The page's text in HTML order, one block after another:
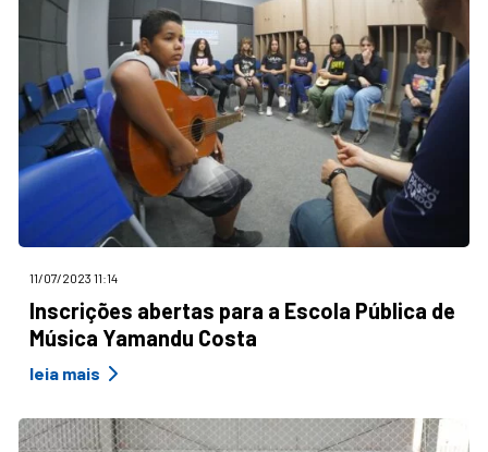
11/07/2023 11:14
Inscrições abertas para a Escola Pública de
Música Yamandu Costa
leia mais